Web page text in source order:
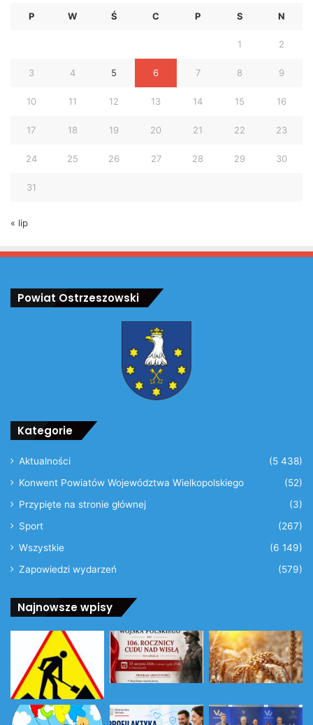
P W Ś C P S N
1 2
3 4 5 6 7 8 9
10 11 12 13 14 15 16
17 18 19 20 21 22 23
24 25 26 27 28 29 30
31
« lip
Powiat Ostrzeszowski
Kategorie
Aktualności
(5 438)
Konwent Powiatów Województwa Wielkopolskiego
(52)
Przypięte na stronie głównej
(3)
Sport
(267)
Wszystkie
(6 149)
Zapowiedzi wydarzeń
(579)
Najnowsze wpisy